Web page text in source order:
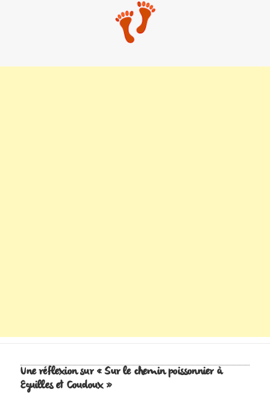
Une réflexion sur « Sur le chemin poissonnier à
Eguilles et Coudoux »